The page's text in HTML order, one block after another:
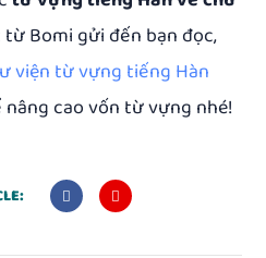
Bomi gửi đến bạn đọc,
viện từ vựng tiếng Hàn
cao vốn từ vựng nhé!